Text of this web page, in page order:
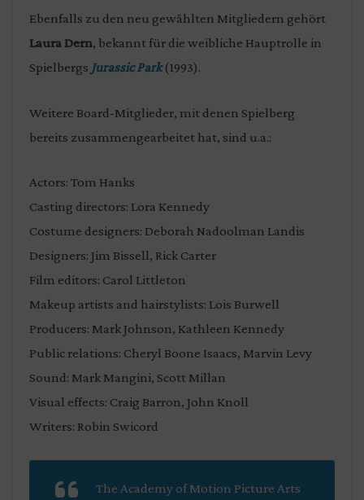
Ebenfalls zu den neu gewählten Mitgliedern gehört
Laura Dern, bekannt für die weibliche Hauptrolle in
Spielbergs Jurassic Park(1993).
Weitere Board-Mitglieder, mit denen Spielberg
bereits zusammengearbeitet hat, sind u.a.:
Actors: Tom Hanks
Casting directors: Lora Kennedy
Costume designers: Deborah Nadoolman Landis
Designers: Jim Bissell, Rick Carter
Film editors: Carol Littleton
Makeup artists and hairstylists: Lois Burwell
Producers: Mark Johnson, Kathleen Kennedy
Public relations: Cheryl Boone Isaacs, Marvin Levy
Sound: Mark Mangini, Scott Millan
Visual effects: Craig Barron, John Knoll
Writers: Robin Swicord
The Academy of Motion Picture Arts